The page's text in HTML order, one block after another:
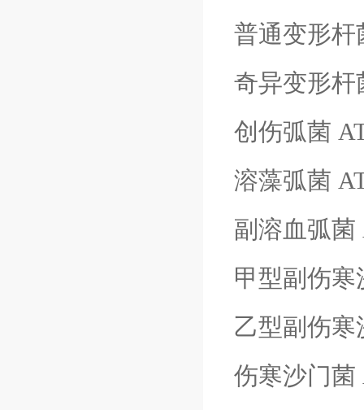
普通变形杆
奇异变形杆
创伤弧菌
溶藻弧菌
副溶血弧菌
甲型副伤寒
乙型副伤寒
伤寒沙门菌